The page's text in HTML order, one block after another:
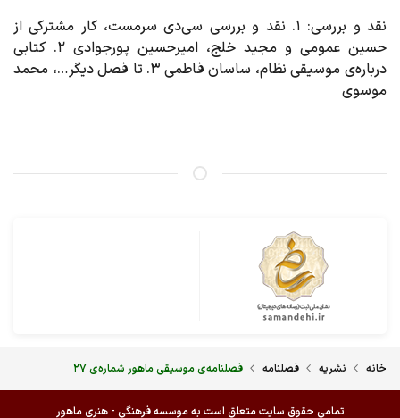
نقد و بررسی
: ۱. نقد و بررسی سی‌دی سرمست، کار مشترکی از
حسین عمومی و مجید خلج،‌ امیرحسین پورجوادی ۲. کتابی
درباره‌ی موسیقی نظام، ساسان فاطمی ۳. تا فصل دیگر…، محمد
موسوی
خانه نشریه فصلنامه فصلنامه‌ی موسیقی ماهور شماره‌ی ۲۷
تمامی حقوق سایت متعلق است به موسسه فرهنگی - هنری ماهور